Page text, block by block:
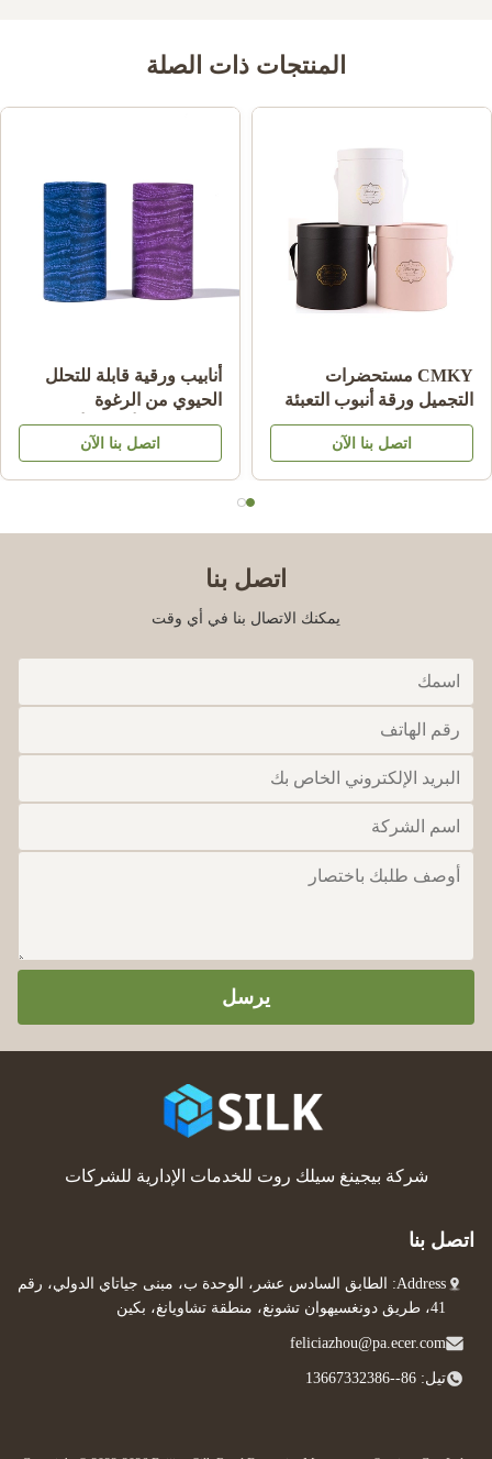
المنتجات ذات الصلة
CMKY مستحضرات
التجميل ورقة أنبوب التعبئة
والتغليف ، Artpaper
الفاخرة اسطوانة التعبئة
اتصل بنا الآن
أنابيب ورقية قابلة للتحلل
الحيوي من الرغوة
والفقاعات لأغلفة الأنابيب
الكرتونية المصنوعة من
اتصل بنا الآن
اتصل بنا
يمكنك الاتصال بنا في أي وقت
يرسل
شركة بيجينغ سيلك روت للخدمات الإدارية للشركات
اتصل بنا
Address: الطابق السادس عشر، الوحدة ب، مبنى جياتاي الدولي، رقم
41، طريق دونغسيهوان تشونغ، منطقة تشاويانغ، بكين
feliciazhou@pa.ecer.com
تيل: 86--13667332386